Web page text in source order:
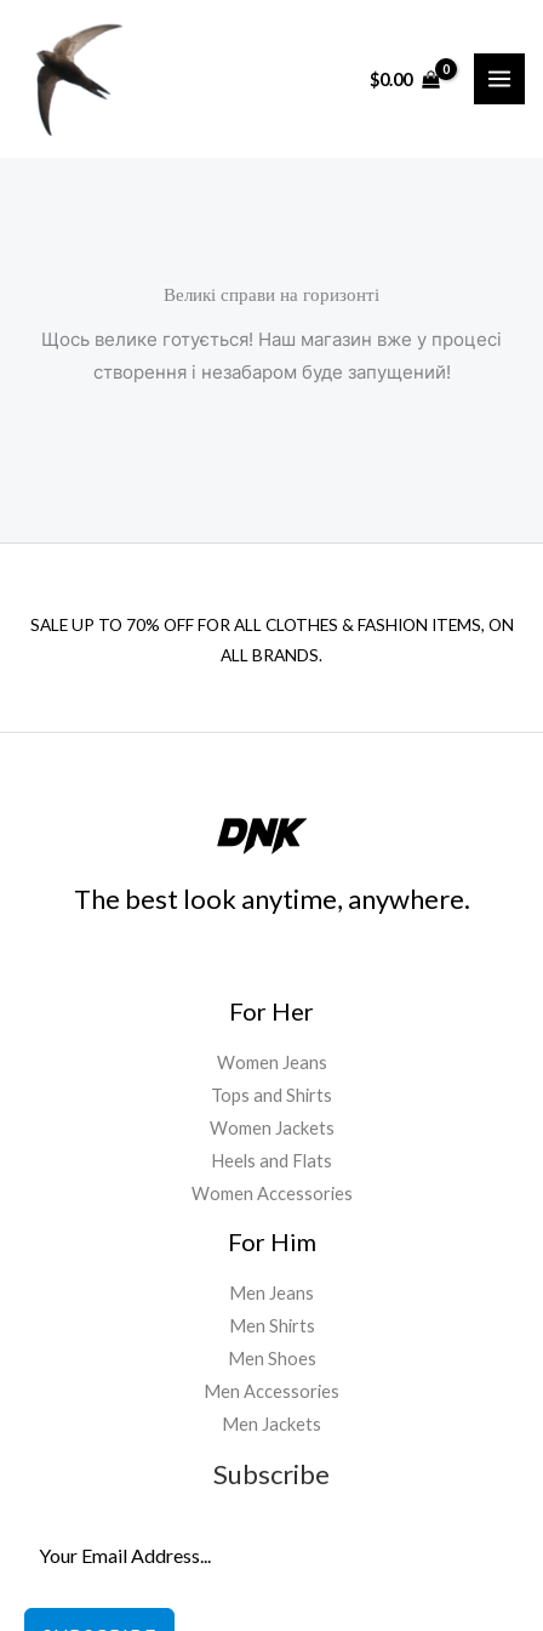
вмісту
$0.00
Великі справи на горизонті
Щось велике готується! Наш магазин вже у процесі
створення і незабаром буде запущений!
SALE UP TO 70% OFF FOR ALL CLOTHES & FASHION ITEMS, ON
ALL BRANDS.
The best look anytime, anywhere.
For Her
Women Jeans
Tops and Shirts
Women Jackets
Heels and Flats
Women Accessories
For Him
Men Jeans
Men Shirts
Men Shoes
Men Accessories
Men Jackets
Subscribe